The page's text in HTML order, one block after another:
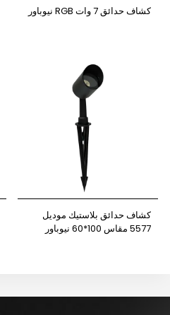
كشاف حدائق 7 وات RGB نيوباور
كشاف حدائق بلاستيك موديل
5577 مقاس 100*60 نيوباور